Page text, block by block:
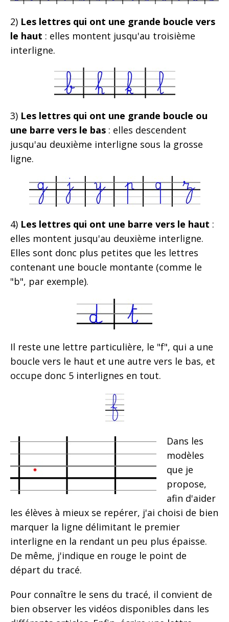
2) Les lettres qui ont une grande boucle vers
le haut : elles montent jusqu'au troisième
interligne.
3) Les lettres qui ont une grande boucle ou
une barre vers le bas : elles descendent
jusqu'au deuxième interligne sous la grosse
ligne.
4) Les lettres qui ont une barre vers le haut :
elles montent jusqu'au deuxième interligne.
Elles sont donc plus petites que les lettres
contenant une boucle montante (comme le
"b", par exemple).
Il reste une lettre particulière, le "f", qui a une
boucle vers le haut et une autre vers le bas, et
occupe donc 5 interlignes en tout.
Dans les
modèles
que je
propose,
afin d'aider
les élèves à mieux se repérer, j'ai choisi de bien
marquer la ligne délimitant le premier
interligne en la rendant un peu plus épaisse.
De même, j'indique en rouge le point de
départ du tracé.
Pour connaître le sens du tracé, il convient de
bien observer les vidéos disponibles dans les